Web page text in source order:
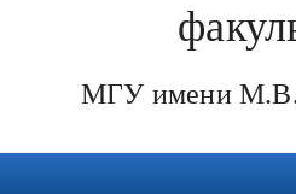
МГУ имени М.В.